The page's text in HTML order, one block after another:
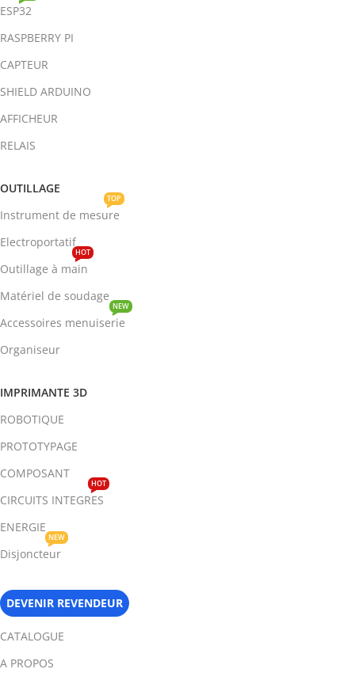
ESP32
RASPBERRY PI
CAPTEUR
SHIELD ARDUINO
AFFICHEUR
RELAIS
OUTILLAGE
Instrument de mesure
TOP
Electroportatif
Outillage à main
HOT
Matériel de soudage
Accessoires menuiserie
NEW
Organiseur
IMPRIMANTE 3D
ROBOTIQUE
PROTOTYPAGE
COMPOSANT
CIRCUITS INTEGRES
HOT
ENERGIE
Disjoncteur
NEW
DEVENIR REVENDEUR
CATALOGUE
A PROPOS